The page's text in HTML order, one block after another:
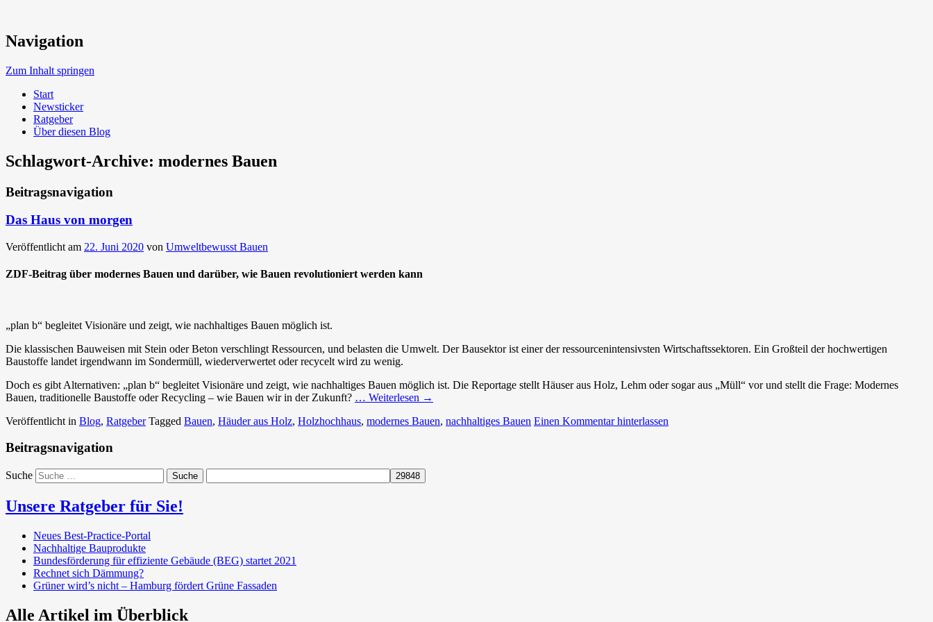
Umweltbewusst Bauen
Neue Trends beim Bauen der Zukunft
Navigation
Zum Inhalt springen
Start
Newsticker
Ratgeber
Über diesen Blog
Schlagwort-Archive: modernes Bauen
Beitragsnavigation
Das Haus von morgen
Veröffentlicht am 22. Juni 2020 von Umweltbewusst Bauen
ZDF-Beitrag über modernes Bauen und darüber, wie Bauen revolutioniert werden kann
„plan b“ begleitet Visionäre und zeigt, wie nachhaltiges Bauen möglich ist.
Die klassischen Bauweisen mit Stein oder Beton verschlingt Ressourcen, und belasten die Umwelt. Der Bausektor ist einer der ressourcenintensivsten Wirtschaftssektoren. Ein Großteil der hochwertigen
Baustoffe landet irgendwann im Sondermüll, wiederverwertet oder recycelt wird zu wenig.
Doch es gibt Alternativen: „plan b“ begleitet Visionäre und zeigt, wie nachhaltiges Bauen möglich ist. Die Reportage stellt Häuser aus Holz, Lehm oder sogar aus „Müll“ vor und stellt die Frage: Modernes
Bauen, traditionelle Baustoffe oder Recycling – wie Bauen wir in der Zukunft? … Weiterlesen →
Veröffentlicht in Blog, Ratgeber Tagged Bauen, Häuder aus Holz, Holzhochhaus, modernes Bauen, nachhaltiges Bauen Einen Kommentar hinterlassen
Beitragsnavigation
Suche
Unsere Ratgeber für Sie!
Neues Best-Practice-Portal
Nachhaltige Bauprodukte
Bundesförderung für effiziente Gebäude (BEG) startet 2021
Rechnet sich Dämmung?
Grüner wird’s nicht – Hamburg fördert Grüne Fassaden
Alle Artikel im Überblick